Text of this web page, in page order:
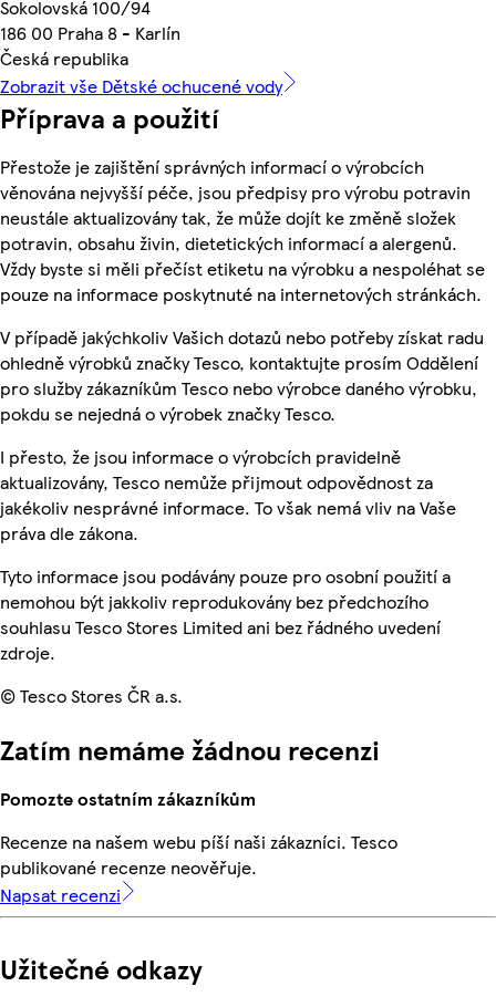
Sokolovská 100/94
186 00 Praha 8 - Karlín
Česká republika
Zobrazit vše Dětské ochucené vody
Příprava a použití
Přestože je zajištění správných informací o výrobcích
věnována nejvyšší péče, jsou předpisy pro výrobu potravin
neustále aktualizovány tak, že může dojít ke změně složek
potravin, obsahu živin, dietetických informací a alergenů.
Vždy byste si měli přečíst etiketu na výrobku a nespoléhat se
pouze na informace poskytnuté na internetových stránkách.
V případě jakýchkoliv Vašich dotazů nebo potřeby získat radu
ohledně výrobků značky Tesco, kontaktujte prosím Oddělení
pro služby zákazníkům Tesco nebo výrobce daného výrobku,
pokdu se nejedná o výrobek značky Tesco.
I přesto, že jsou informace o výrobcích pravidelně
aktualizovány, Tesco nemůže přijmout odpovědnost za
jakékoliv nesprávné informace. To však nemá vliv na Vaše
práva dle zákona.
Tyto informace jsou podávány pouze pro osobní použití a
nemohou být jakkoliv reprodukovány bez předchozího
souhlasu Tesco Stores Limited ani bez řádného uvedení
zdroje.
© Tesco Stores ČR a.s.
Zatím nemáme žádnou recenzi
Pomozte ostatním zákazníkům
Recenze na našem webu píší naši zákazníci. Tesco
publikované recenze neověřuje.
Napsat recenzi
Užitečné odkazy